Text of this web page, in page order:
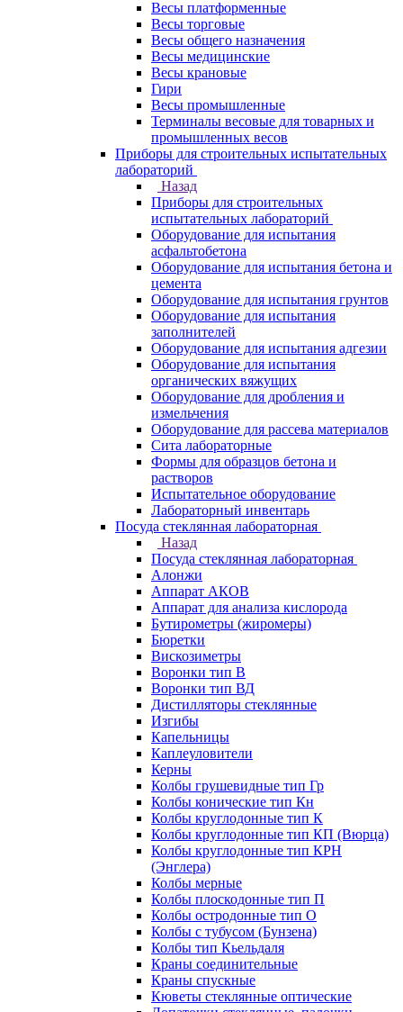
Весы платформенные
Весы торговые
Весы общего назначения
Весы медицинские
Весы крановые
Гири
Весы промышленные
Терминалы весовые для товарных и
промышленных весов
Приборы для строительных испытательных
лабораторий
Назад
Приборы для строительных
испытательных лабораторий
Оборудование для испытания
асфальтобетона
Оборудование для испытания бетона и
цемента
Оборудование для испытания грунтов
Оборудование для испытания
заполнителей
Оборудование для испытания адгезии
Оборудование для испытания
органических вяжущих
Оборудование для дробления и
измельчения
Оборудование для рассева материалов
Сита лабораторные
Формы для образцов бетона и
растворов
Испытательное оборудование
Лабораторный инвентарь
Посуда стеклянная лабораторная
Назад
Посуда стеклянная лабораторная
Алонжи
Аппарат АКОВ
Аппарат для анализа кислорода
Бутирометры (жиромеры)
Бюретки
Вискозиметры
Воронки тип В
Воронки тип ВД
Дистилляторы стеклянные
Изгибы
Капельницы
Каплеуловители
Керны
Колбы грушевидные тип Гр
Колбы конические тип Кн
Колбы круглодонные тип К
Колбы круглодонные тип КП (Вюрца)
Колбы круглодонные тип КРН
(Энглера)
Колбы мерные
Колбы плоскодонные тип П
Колбы остродонные тип О
Колбы с тубусом (Бунзена)
Колбы тип Кьельдаля
Краны соединительные
Краны спускные
Кюветы стеклянные оптические